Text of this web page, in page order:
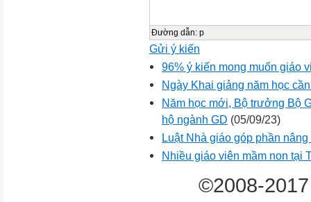
Đường dẫn: p
Gửi ý kiến
96% ý kiến mong muốn giáo
Ngày Khai giảng năm học
Năm học mới, Bộ trưởng Bộ
hộ ngành GD (05/09/23)
Luật Nhà giáo góp phần
Nhiều giáo viên mầm non tại
©2008-